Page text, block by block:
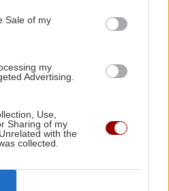
Sale of my
my
Advertising.
Use,
Sharing of my
with the
collected.
17:14
Πώς χωρίζεται η
3,4% ο πληθωρισμός
Επιμένει η ακρίβεια σε
ενοίκια
Κατερίνας Παπουτσάκη
Κρήτη